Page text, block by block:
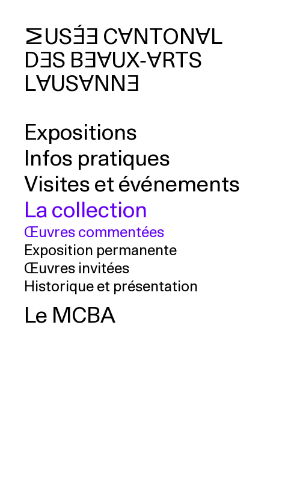
MUSÉE CANTONAL
DES BEAUX‑ARTS
LAUSANNE
Expositions
Infos pratiques
Visites et événements
La collection
Œuvres commentées
Exposition permanente
Œuvres invitées
Historique et présentation
Le MCBA